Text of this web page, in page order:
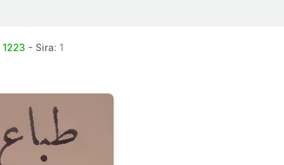
1223 - Sira: 1